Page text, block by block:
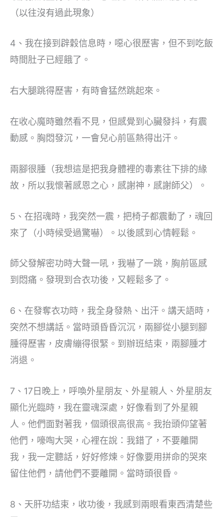
（以往沒有過此現象）
4、我在接到辟穀信息時，噁心很歷害，但不到吃飯
時間肚子已經餓了。
右大腿跳得歷害，有時會猛然跳起來。
在收心魔時雖然看不見，但感覺到心臟發抖，有震
動感。胸悶發沉，一會兒心前區熱得出汗。
兩腳很腫（我想這是把我身體裡的毒素往下排的緣
故，所以我懷著感恩之心，感謝神，感謝師父）。
5、在招魂時，我突然一震，把椅子都震動了，魂回
來了（小時候受過驚嚇）。以後感到心情輕鬆。
師父發解密功時大聲一吼，我嚇了一跳，胸前區感
到悶痛。發現到合衣功後，又輕鬆多了。
6、在發奪衣功時，我全身發熱、出汗。講天語時，
突然不想講話。當時頭昏昏沉沉，兩腳從小腿到腳
腫得歷害，皮膚繃得很緊。到辦班結束，兩腳腫才
消退。
7、17日晚上，呼喚外星朋友、外星親人、外星朋友
顯化光臨時，我在靈魂深處，好像看到了外星親
人。他們面對著我，個頭很高很高。我抬頭仰望著
他們，嚎啕大哭，心裡在說：我錯了，不要離開
我，我一定聽話，好好修煉。好像要用拼命的哭來
留住他們，請他們不要離開。當時頭很昏。
8、天肝功結束，收功後，我感到兩眼看東西清楚些